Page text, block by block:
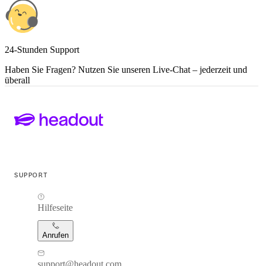
24-Stunden Support
Haben Sie Fragen? Nutzen Sie unseren Live-Chat – jederzeit und
überall
SUPPORT
Hilfeseite
Anrufen
support@headout.com